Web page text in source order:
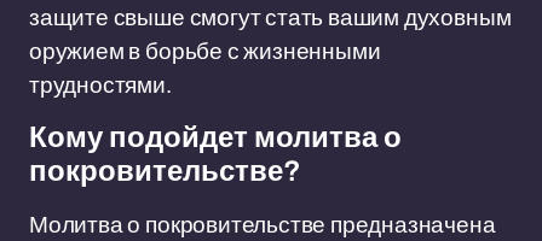
защите свыше смогут стать вашим духовным
оружием в борьбе с жизненными
трудностями.
Кому подойдет молитва о
покровительстве?
Молитва о покровительстве предназначена